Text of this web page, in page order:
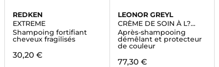
REDKEN
EXTREME
Shampoing fortifiant
cheveux fragilisés
30,20 €
LEONOR GREYL
CRÈME DE SOIN À L?
AMARANTE
Après-shampooing
démêlant et protecteur
de couleur
77,30 €